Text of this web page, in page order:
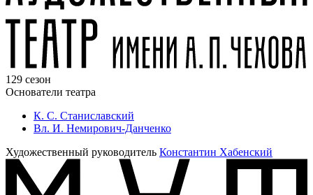
129 сезон
Основатели театра
К. С. Станиславский
Вл. И. Немирович-Данченко
Художественный руководитель Константин Хабенский